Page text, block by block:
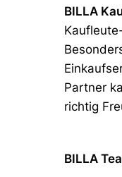
BILLA
Partner
richtig
BILLA